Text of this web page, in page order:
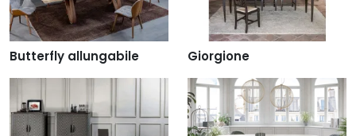
Butterfly allungabile Giorgione